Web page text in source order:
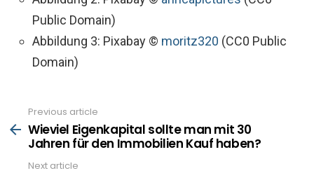
Public Domain)
Abbildung 3: Pixabay © moritz320 (CC0 Public
Domain)
more
Previous article
Wieviel Eigenkapital sollte man mit 30
Jahren für den Immobilien Kauf haben?
Next article